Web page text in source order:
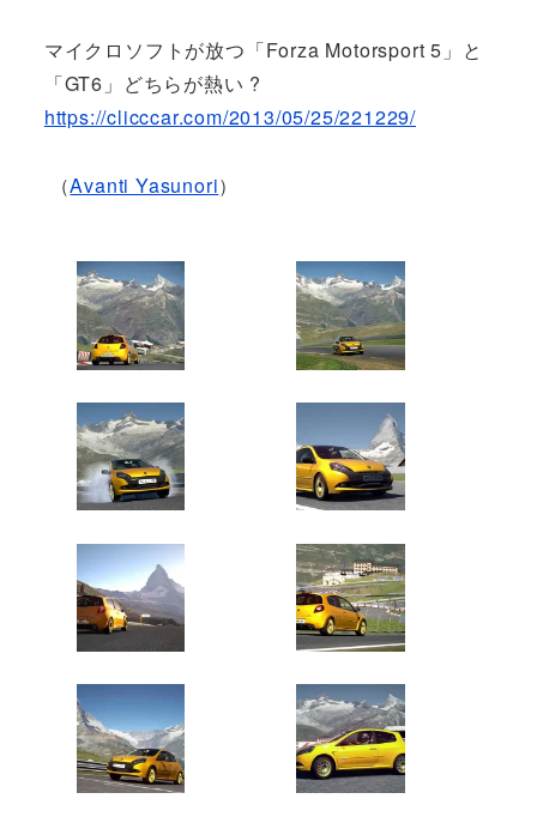
マイクロソフトが放つ「Forza Motorsport 5」と
「GT6」どちらが熱い ?
https://clicccar.com/2013/05/25/221229/
（Avanti Yasunori）